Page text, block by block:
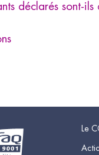
déclarés sont-ils
Le